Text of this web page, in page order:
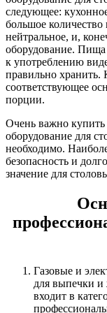
следующее:
большое
нейтральное, и,
оборудование. Пища
к употреблению
правильно
соответствующее
порции.
Очень важно купить
оборудование для
необходимо.
безопасность и
значение для
Газовые и
для выпечки и
входит в